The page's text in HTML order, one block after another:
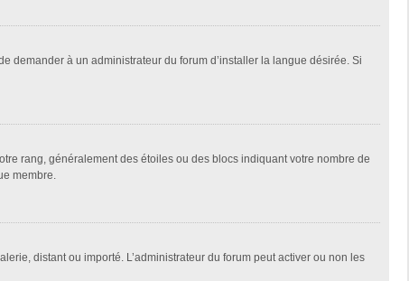
demander à un administrateur du forum d’installer la langue désirée. Si
rang, généralement des étoiles ou des blocs indiquant votre nombre de
membre.
distant ou importé. L’administrateur du forum peut activer ou non les